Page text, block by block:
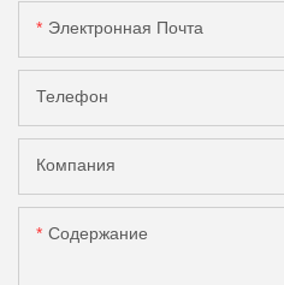
Электронная Почта
Телефон
Компания
Содержание